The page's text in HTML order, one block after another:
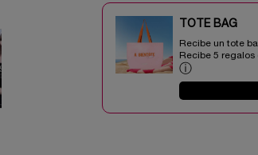
TOTE BAG​​
Recibe un tote
Recibe 5 regalos
ⓘ